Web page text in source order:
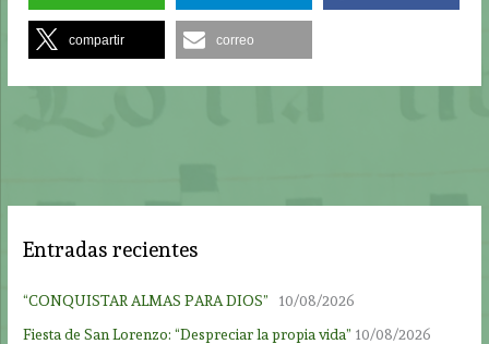
compartir correo
Entradas recientes
“CONQUISTAR ALMAS PARA DIOS”
10/08/2026
Fiesta de San Lorenzo: “Despreciar la propia vida” 10/08/2026